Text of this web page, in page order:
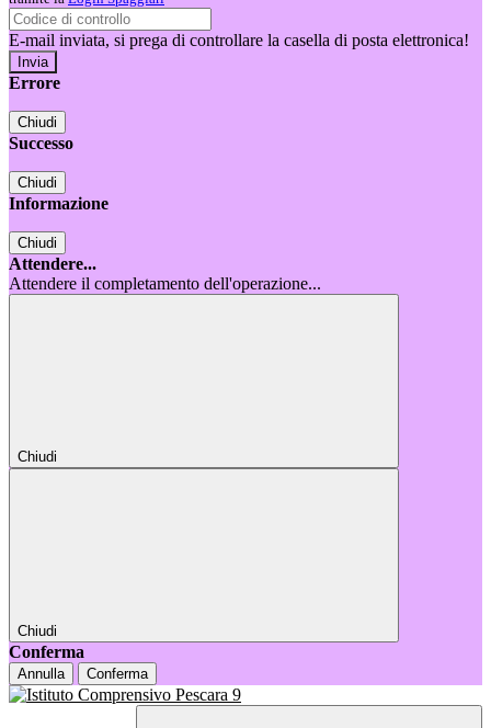
E-mail inviata, si prega di controllare la casella di posta elettronica!
Errore
Chiudi
Successo
Chiudi
Informazione
Chiudi
Attendere...
Attendere il completamento dell'operazione...
Chiudi
Chiudi
Conferma
Annulla Conferma